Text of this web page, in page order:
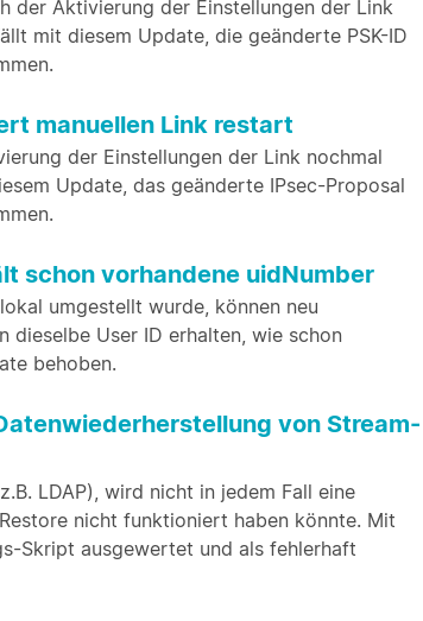
der Aktivierung der Einstellungen der Link
mit diesem Update, die geänderte PSK-ID
manuellen Link restart
der Einstellungen der Link nochmal
Update, das geänderte IPsec-Proposal
schon vorhandene uidNumber
umgestellt wurde, können neu
dieselbe User ID erhalten, wie schon
behoben.
von Stream-
LDAP), wird nicht in jedem Fall eine
nicht funktioniert haben könnte. Mit
Skript ausgewertet und als fehlerhaft